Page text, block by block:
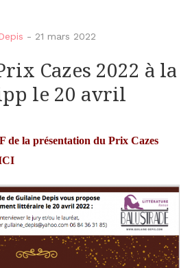
- 21 mars 2022
Cazes 2022 à la
le 20 avril
de la présentation du Prix Cazes